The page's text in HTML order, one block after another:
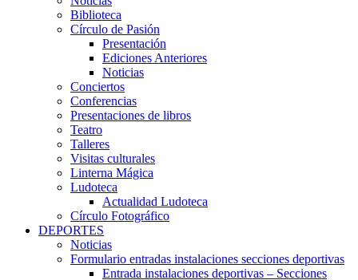
Biblioteca
Círculo de Pasión
Presentación
Ediciones Anteriores
Noticias
Conciertos
Conferencias
Presentaciones de libros
Teatro
Talleres
Visitas culturales
Linterna Mágica
Ludoteca
Actualidad Ludoteca
Círculo Fotográfico
DEPORTES
Noticias
Formulario entradas instalaciones secciones deportivas
Entrada instalaciones deportivas – Secciones